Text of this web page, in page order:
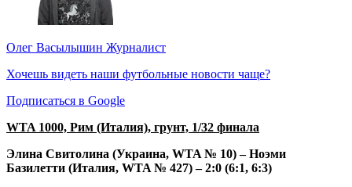
Олег Васылышин Журналист
Хочешь видеть наши футбольные новости чаще?
Подписаться в Google
WTA 1000, Рим (Италия), грунт, 1/32 финала
Элина Свитолина (Украина, WTA № 10) – Ноэми
Базилетти (Италия, WTA № 427) – 2:0 (6:1, 6:3)